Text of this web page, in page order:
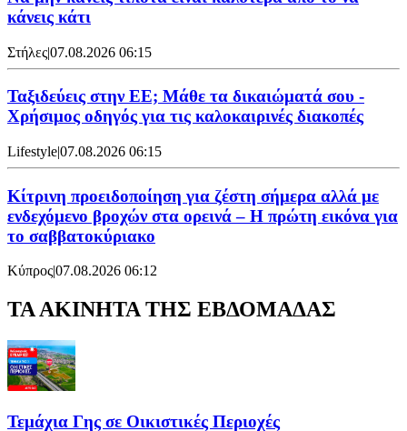
κάνεις κάτι
Στήλες|07.08.2026 06:15
Ταξιδεύεις στην ΕΕ; Μάθε τα δικαιώματά σου -
Χρήσιμος οδηγός για τις καλοκαιρινές διακοπές
Lifestyle|07.08.2026 06:15
Κίτρινη προειδοποίηση για ζέστη σήμερα αλλά με
ενδεχόμενο βροχών στα ορεινά – Η πρώτη εικόνα για
το σαββατοκύριακο
Κύπρος|07.08.2026 06:12
ΤΑ ΑΚΙΝΗΤΑ ΤΗΣ ΕΒΔΟΜΑΔΑΣ
Τεμάχια Γης σε Οικιστικές Περιοχές